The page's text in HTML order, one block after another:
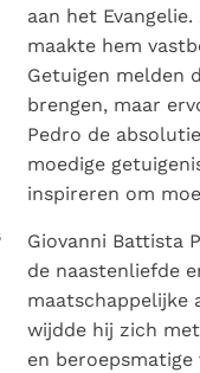
aan het
maakte hem
Getuigen melden
brengen, maar
Pedro de
moedige
inspireren om
Giovanni Battista
de naastenliefde
maatschappelijke
wijdde hij zich
en